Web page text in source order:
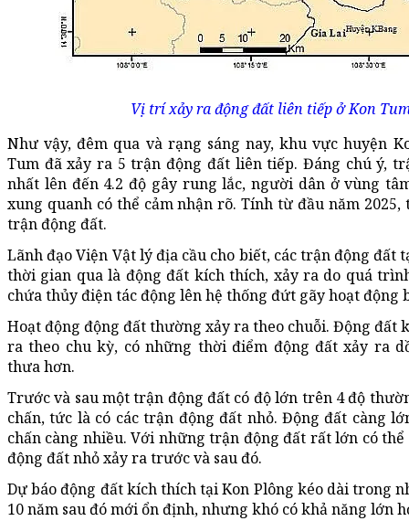
Vị trí xảy ra động đất liên tiếp ở Kon
Như vậy, đêm qua và rạng sáng nay, khu vực huyện
Tum đã xảy ra 5 trận động đất liên tiếp. Đáng chú ý,
nhất lên đến 4.2 độ gây rung lắc, người dân ở vùng
xung quanh có thể cảm nhận rõ. Tính từ đầu năm 2025,
trận động đất.
Lãnh đạo Viện Vật lý địa cầu cho biết, các trận động đất
thời gian qua là động đất kích thích, xảy ra do quá
chứa thủy điện tác động lên hệ thống đứt gãy hoạt động
Hoạt động động đất thường xảy ra theo chuỗi. Động đất
ra theo chu kỳ, có những thời điểm động đất xảy ra
thưa hơn.
Trước và sau một trận động đất có độ lớn trên 4 độ
chấn, tức là có các trận động đất nhỏ. Động đất càng
chấn càng nhiều. Với những trận động đất rất lớn có
động đất nhỏ xảy ra trước và sau đó.
Dự báo động đất kích thích tại Kon Plông kéo dài trong
10 năm sau đó mới ổn định, nhưng khó có khả năng lớn